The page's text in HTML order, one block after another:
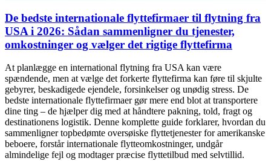
De bedste internationale flyttefirmaer til flytning fra
USA i 2026: Sådan sammenligner du tjenester,
omkostninger og vælger det rigtige flyttefirma
At planlægge en international flytning fra USA kan være
spændende, men at vælge det forkerte flyttefirma kan føre til skjulte
gebyrer, beskadigede ejendele, forsinkelser og unødig stress. De
bedste internationale flyttefirmaer gør mere end blot at transportere
dine ting – de hjælper dig med at håndtere pakning, told, fragt og
destinationens logistik. Denne komplette guide forklarer, hvordan du
sammenligner topbedømte oversøiske flyttetjenester for amerikanske
beboere, forstår internationale flytteomkostninger, undgår
almindelige fejl og modtager præcise flyttetilbud med selvtillid.